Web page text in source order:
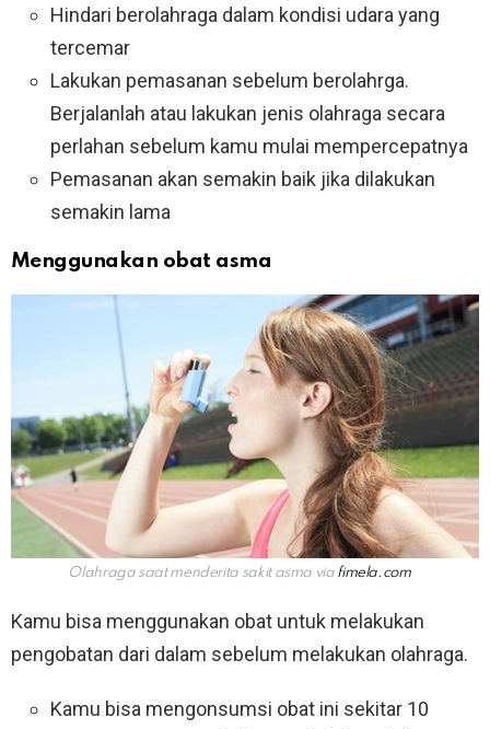
Hindari berolahraga dalam kondisi udara yang
tercemar
Lakukan pemasanan sebelum berolahrga.
Berjalanlah atau lakukan jenis olahraga secara
perlahan sebelum kamu mulai mempercepatnya
Pemasanan akan semakin baik jika dilakukan
semakin lama
Menggunakan obat asma
Olahraga saat menderita sakit asma via fimela.com
Kamu bisa menggunakan obat untuk melakukan
pengobatan dari dalam sebelum melakukan olahraga.
Kamu bisa mengonsumsi obat ini sekitar 10